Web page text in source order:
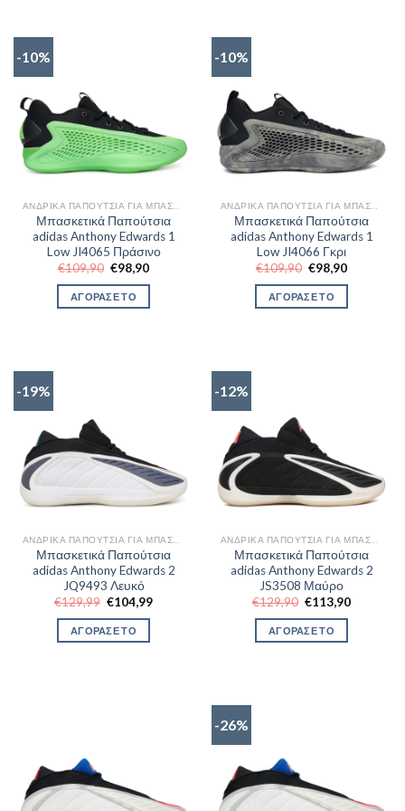
-10%
Μπασκετικά Παπούτσια
adidas Anthony Edwards 1
Low JI4065 Πράσινο
€109,90 Original
price
was:
€109,90.
€98,90Η
ΑΓΟΡΑΣΕ ΤΟ
-10%
Μπασκετικά Παπούτσια
adidas Anthony Edwards 1
Low JI4066 Γκρι
€109,90 Original
price
was:
€109,90.
€98,90Η
ΑΓΟΡΑΣΕ ΤΟ
-19%
Μπασκετικά Παπούτσια
adidas Anthony Edwards 2
JQ9493 Λευκό
€129,99 Original
was:
€129,99.
€104,99Η
ΑΓΟΡΑΣΕ ΤΟ
-12%
Μπασκετικά Παπούτσια
adidas Anthony Edwards 2
JS3508 Μαύρο
€129,90 Original
was:
€129,90.
€113,90Η
ΑΓΟΡΑΣΕ ΤΟ
-26%